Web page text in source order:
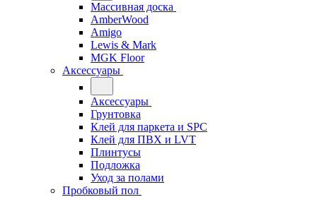
Массивная доска
AmberWood
Amigo
Lewis & Mark
MGK Floor
Аксессуары
Аксессуары
Грунтовка
Клей для паркета и SPC
Клей для ПВХ и LVT
Плинтусы
Подложка
Уход за полами
Пробковый пол